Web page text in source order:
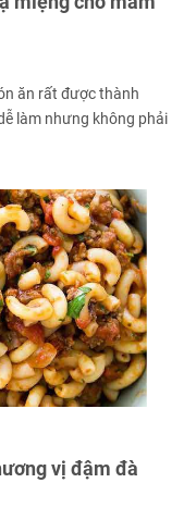
ăn rất được thành
làm nhưng không phải
vị đậm đà